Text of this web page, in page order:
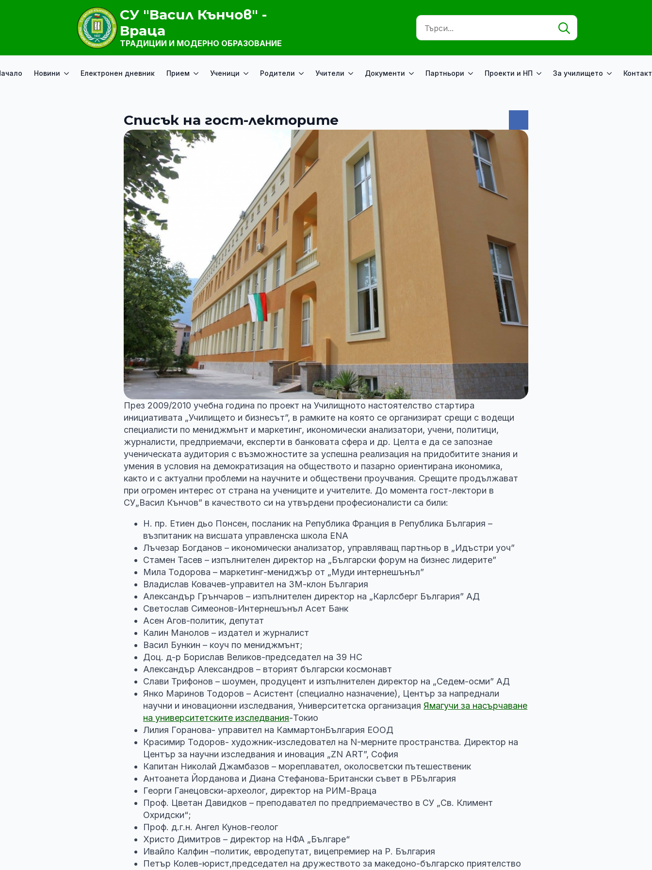
СУ "Васил Кънчов" -
Враца
ТРАДИЦИИ И МОДЕРНО ОБРАЗОВАНИЕ
Search
Новини Електронен дневник Прием Ученици Родители Учители Документи Партньори Проекти и НП За училището
Списък на гост-лекторите
През 2009/2010 учебна година по проект на Училищното настоятелство стартира
инициативата „Училището и бизнесът”, в рамките на която се организират срещи с водещи
специалисти по мениджмънт и маркетинг, икономически анализатори, учени, политици,
журналисти, предприемачи, експерти в банковата сфера и др. Целта е да се запознае
ученическата аудитория с възможностите за успешна реализация на придобитите знания и
умения в условия на демократизация на обществото и пазарно ориентирана икономика,
както и с актуални проблеми на научните и обществени проучвания. Срещите продължават
при огромен интерес от страна на учениците и учителите. До момента гост-лектори в
СУ„Васил Кънчов” в качеството си на утвърдени професионалисти са били:
Н. пр. Етиен дьо Понсен, посланик на Република Франция в Република България –
възпитаник на висшата управленска школа ЕNА
Лъчезар Богданов – икономически анализатор, управляващ партньор в „Идъстри уоч”
Стамен Тасев – изпълнителен директор на „Български форум на бизнес лидерите”
Мила Тодорова – маркетинг-мениджър от „Муди интернешънъл”
Владислав Ковачев-управител на 3М-клон България
Александър Грънчаров – изпълнителен директор на „Карлсберг България” АД
Светослав Симеонов-Интернешънъл Асет Банк
Асен Агов-политик, депутат
Калин Манолов – издател и журналист
Васил Бункин – коуч по мениджмънт;
Доц. д-р Борислав Великов-председател на 39 НС
Александър Александров – вторият български космонавт
Слави Трифонов – шоумен, продуцент и изпълнителен директор на „Седем-осми” АД
Янко Маринов Тодоров – Асистент (специално назначение), Център за напреднали
научни и иновационни изследвания, Университетска организацияЯмагучи за насърчаване
на университетските изследвания-Токио
Лилия Горанова- управител на КаммартонБългария ЕООД
Красимир Тодоров- художник-изследовател на N-мерните пространства. Директор на
Център за научни изследвания и иновация „ZN ART”, София
Капитан Николай Джамбазов – мореплавател, околосветски пътешественик
Антоанета Йорданова и Диана Стефанова-Британски съвет в РБългария
Георги Ганецовски-археолог, директор на РИМ-Враца
Проф. Цветан Давидков – преподавател по предприемачество в СУ „Св. Климент
Охридски“;
Проф. д.г.н. Ангел Кунов-геолог
Христо Димитров – директор на НФА „Българе“
Ивайло Калфин –политик, евродепутат, вицепремиер на Р. България
Петър Колев-юрист,председател на дружеството за македоно-българско приятелство